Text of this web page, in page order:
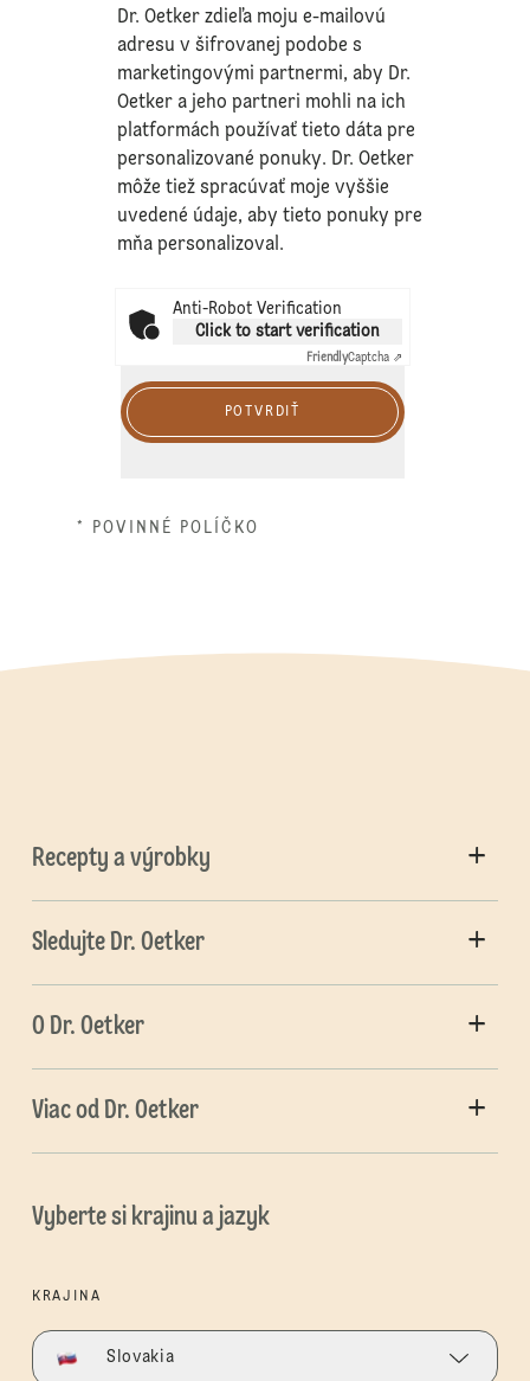
Dr. Oetker zdieľa moju e-mailovú
adresu v šifrovanej podobe s
marketingovými partnermi, aby Dr.
Oetker a jeho partneri mohli na ich
platformách používať tieto dáta pre
personalizované ponuky. Dr. Oetker
môže tiež spracúvať moje vyššie
uvedené údaje, aby tieto ponuky pre
mňa personalizoval.
Anti-Robot Verification
Click to start verification
FriendlyCaptcha ⇗
POTVRDIŤ
* POVINNÉ POLÍČKO
Recepty a výrobky
Sledujte Dr. Oetker
O Dr. Oetker
Viac od Dr. Oetker
Vyberte si krajinu a jazyk
KRAJINA
Slovakia